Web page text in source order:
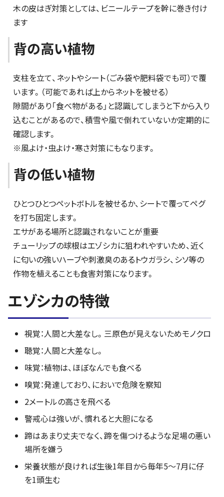
木の皮はぎ対策としては、ビニールテープを幹に巻き付け
ます
背の高い植物
支柱を立て、ネットやシート（ごみ袋や肥料袋でも可）で覆
います。（可能であれば上からネットを被せる）
隙間があり「食べ物がある」と認識してしまうと下から入り
込むことがあるので、積雪や風で倒れていないか定期的に
確認します。
※風よけ・虫よけ・寒さ対策にもなります。
背の低い植物
ひとつひとつペットボトルを被せるか、シートで覆ってペグ
を打ち固定します。
エサがある場所と認識されないことが重要
チューリップの球根はエゾシカに狙われやすいため、近く
に匂いの強いハーブや刺激臭のあるトウガラシ、シソ等の
作物を植えることも食害対策になります。
エゾシカの特徴
視覚：人間と大差なし。三原色が見えないためモノクロ
聴覚：人間と大差なし。
味覚：植物は、ほぼなんでも食べる
嗅覚：発達しており、においで危険を察知
2メートルの高さを飛べる
警戒心は強いが、慣れると大胆になる
蹄はあまり丈夫でなく、蹄を傷つけるような足場の悪い
場所を嫌う
栄養状態が良ければ生後1年目から毎年5～7月に仔
を1頭生む